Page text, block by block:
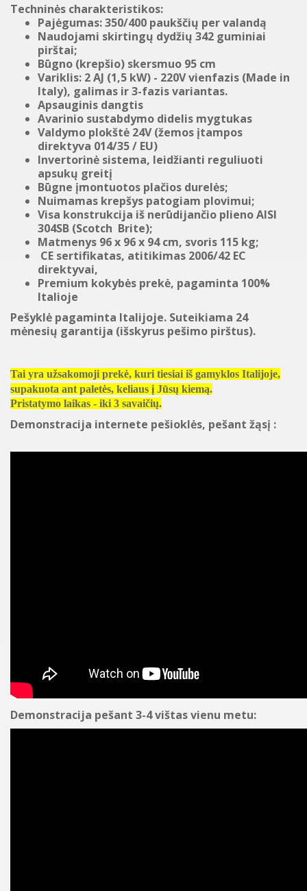
Techninės charakteristikos:
Pajėgumas: 350/400 paukščių per valandą
Naudojami skirtingų dydžių 342 guminiai
pirštai;
Būgno (krepšio) skersmuo 95 cm
Variklis: 2AJ (1,5 kW) - 220Vvienfazis (Made in
Italy), galimas ir 3-fazis variantas.
Apsauginis dangtis
Avarinio sustabdymo didelis mygtukas
Valdymo plokštė 24V (žemos įtampos
direktyva 014/35 / EU)
Invertorinė sistema, leidžianti reguliuoti
apsukų greitį
Būgne įmontuotos plačios durelės;
Nuimamas krepšys patogiam plovimui;
Visa konstrukcija iš nerūdijančio plienoAISI
304SB (Scotch Brite);
Matmenys 96x 96x 94cm, svoris 115 kg;
CE sertifikatas, atitikimas 2006/42 EC
direktyvai,
Premium kokybės prekė, pagaminta 100%
Italioje
Pešyklė pagaminta Italijoje. Suteikiama 24
mėnesių garantija (išskyrus pešimo pirštus).
Tai yra užsakomoji prekė, kuri tiesiai iš gamyklos Italijoje,
supakuota ant paletės, keliaus į Jūsų kiemą.
Pristatymo laikas - iki 3 savaičių.
Demonstracija internete pešioklės, pešant žąsį :
Demonstracija pešant 3-4 vištas vienu metu: